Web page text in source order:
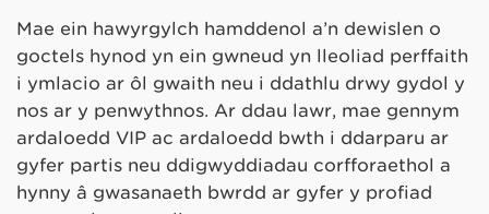
Mae ein hawyrgylch hamddenol a’n dewislen o
goctels hynod yn ein gwneud yn lleoliad perffaith
i ymlacio ar ôl gwaith neu i ddathlu drwy gydol y
nos ar y penwythnos. Ar ddau lawr, mae gennym
ardaloedd VIP ac ardaloedd bwth i ddarparu ar
gyfer partis neu ddigwyddiadau corfforaethol a
hynny â gwasanaeth bwrdd ar gyfer y profiad